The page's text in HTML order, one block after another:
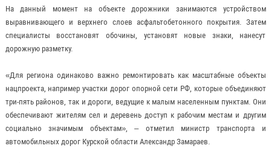
На данный момент на объекте дорожники занимаются устройством
выравнивающего и верхнего слоев асфальтобетонного покрытия. Затем
специалисты восстановят обочины, установят новые знаки, нанесут
дорожную разметку.
«Для региона одинаково важно ремонтировать как масштабные объекты
нацпроекта, например участки дорог опорной сети РФ, которые объединяют
три-пять районов, так и дороги, ведущие к малым населенным пунктам. Они
обеспечивают жителям сел и деревень доступ к рабочим местам и другим
социально значимым объектам», – отметил министр транспорта и
автомобильных дорог Курской области Александр Замараев.